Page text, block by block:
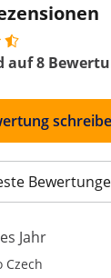
auf 8
reviews
Jahr